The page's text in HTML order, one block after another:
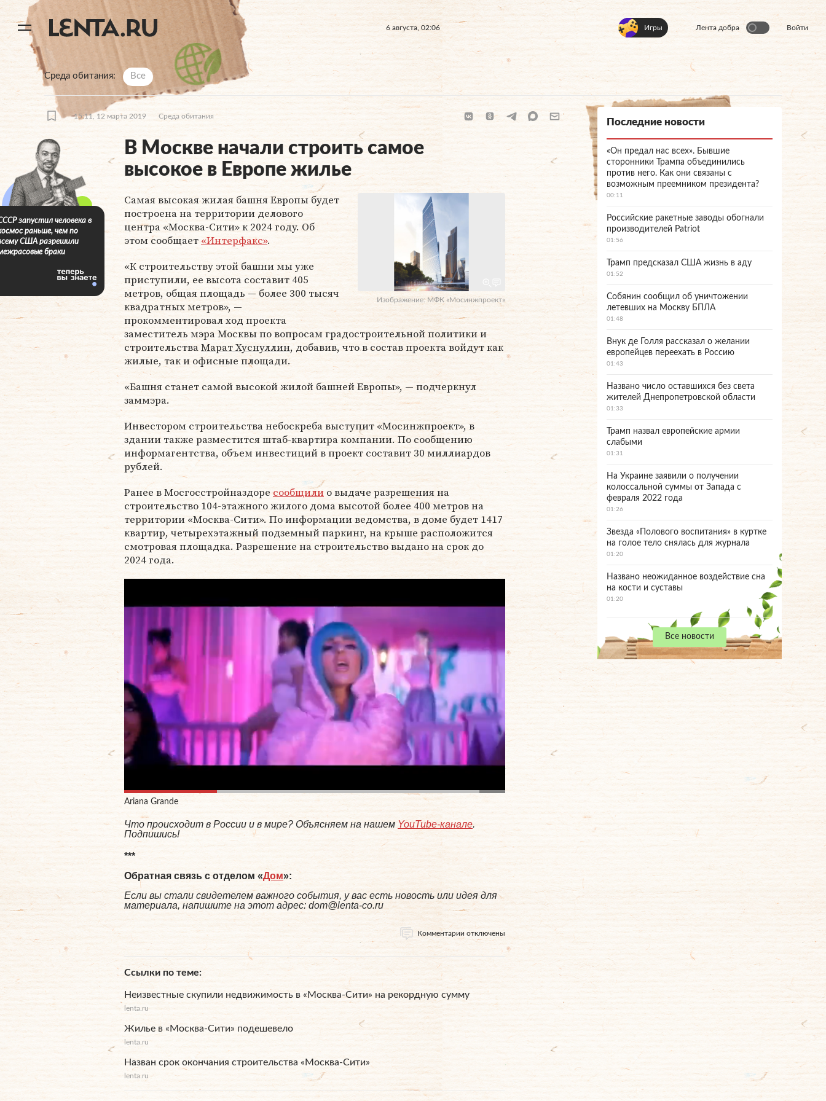
6 августа, 02:06 Игры Лента добра Войти
Среда обитания Все
15:11, 12 марта 2019 Среда обитания
В Москве начали строить самое
высокое в Европе жилье
Изображение: МФК «Мосинжпроект»
Самая высокая жилая башня Европы будет
построена на территории делового
центра «Москва-Сити» к 2024 году. Об
этом сообщает «Интерфакс».
«К строительству этой башни мы уже
приступили, ее высота составит 405
метров, общая площадь — более 300 тысяч
квадратных метров», —
прокомментировал ход проекта
заместитель мэра Москвы по вопросам градостроительной политики и
строительстваМарат Хуснуллин, добавив, что в состав проекта войдут как
жилые, так и офисные площади.
«Башня станет самой высокой жилой башней Европы», — подчеркнул
заммэра.
Инвестором строительства небоскреба выступит «Мосинжпроект», в
здании также разместится штаб-квартира компании. По сообщению
информагентства, объем инвестиций в проект составит 30 миллиардов
рублей.
Ранее в Мосгосстройназдоресообщили о выдаче разрешения на
строительство 104-этажного жилого дома высотой более 400 метров на
территории «Москва-Сити». По информации ведомства, в доме будет 1417
квартир, четырехэтажный подземный паркинг, на крыше расположится
смотровая площадка. Разрешение на строительство выдано на срок до
2024 года.
Ariana Grande
Что происходит в России и в мире? Объясняем на нашем YouTube-канале.
Подпишись!
***
Обратная связь с отделом «Дом»:
Если вы стали свидетелем важного события, у вас есть новость или идея для
материала, напишите на этот адрес: dom@lenta-co.ru
Комментарии отключены
Ссылки по теме
Неизвестные скупили недвижимость в «Москва-Сити» на рекордную сумму
lenta.ru
Жилье в «Москва-Сити» подешевело
lenta.ru
Назван срок окончания строительства «Москва-Сити»
lenta.ru
запустил человека в
раньше, чем по
США разрешили
браки
Последние новости
«Он предал нас всех». Бывшие
сторонники Трампа объединились
против него. Как они связаны с
возможным преемником президента?
00:11
Российские ракетные заводы обогнали
производителей Patriot
01:56
Трамп предсказал США жизнь в аду
01:52
Собянин сообщил об уничтожении
летевших на Москву БПЛА
01:48
Внук де Голля рассказал о желании
европейцев переехать в Россию
01:43
Названо число оставшихся без света
жителей Днепропетровской области
01:33
Трамп назвал европейские армии
слабыми
01:31
На Украине заявили о получении
колоссальной суммы от Запада с
февраля 2022 года
01:26
Звезда «Полового воспитания» в куртке
на голое тело снялась для журнала
01:20
Названо неожиданное воздействие сна
на кости и суставы
01:20
Все новости